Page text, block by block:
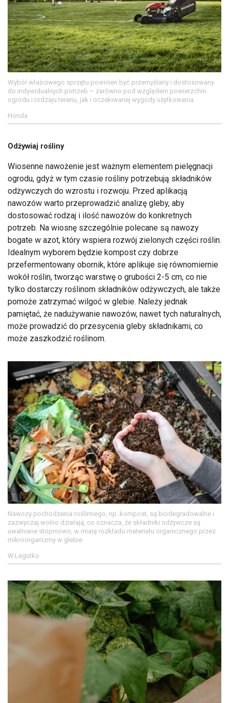
Wybór właściwego sprzętu powinien być przemyślany i dostosowany
do indywidualnych potrzeb – zarówno pod względem powierzchni
ogrodu i rodzaju terenu, jak i oczekiwanej wygody użytkowania
Honda
Odżywiaj rośliny
Wiosenne nawożenie jest ważnym elementem pielęgnacji
ogrodu, gdyż w tym czasie rośliny potrzebują składników
odżywczych do wzrostu i rozwoju. Przed aplikacją
nawozów warto przeprowadzić analizę gleby, aby
dostosować rodzaj i ilość nawozów do konkretnych
potrzeb. Na wiosnę szczególnie polecane są nawozy
bogate w azot, który wspiera rozwój zielonych części roślin.
Idealnym wyborem będzie kompost czy dobrze
przefermentowany obornik, które aplikuje się równomiernie
wokół roślin, tworząc warstwę o grubości 2-5 cm, co nie
tylko dostarczy roślinom składników odżywczych, ale także
pomoże zatrzymać wilgoć w glebie. Należy jednak
pamiętać, że nadużywanie nawozów, nawet tych naturalnych,
może prowadzić do przesycenia gleby składnikami, co
może zaszkodzić roślinom.
Nawozy pochodzenia roślinnego, np. kompost, są biodegradowalne i
zazwyczaj wolno działają, co oznacza, że składniki odżywcze są
uwalniane stopniowo, w miarę rozkładu materiału organicznego przez
mikroorganizmy w glebie
W.Legutko